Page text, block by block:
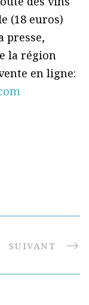
(18 euros)
presse,
la région
en ligne:
SUIVANT